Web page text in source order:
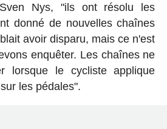
Nys, "ils ont résolu les
donné de nouvelles chaînes
avoir disparu, mais ce n'est
enquêter. Les chaînes ne
lorsque le cycliste applique
les pédales".